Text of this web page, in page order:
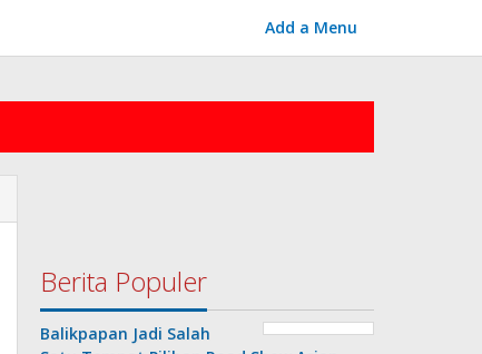
Add a Menu
Berita Populer
Balikpapan Jadi Salah